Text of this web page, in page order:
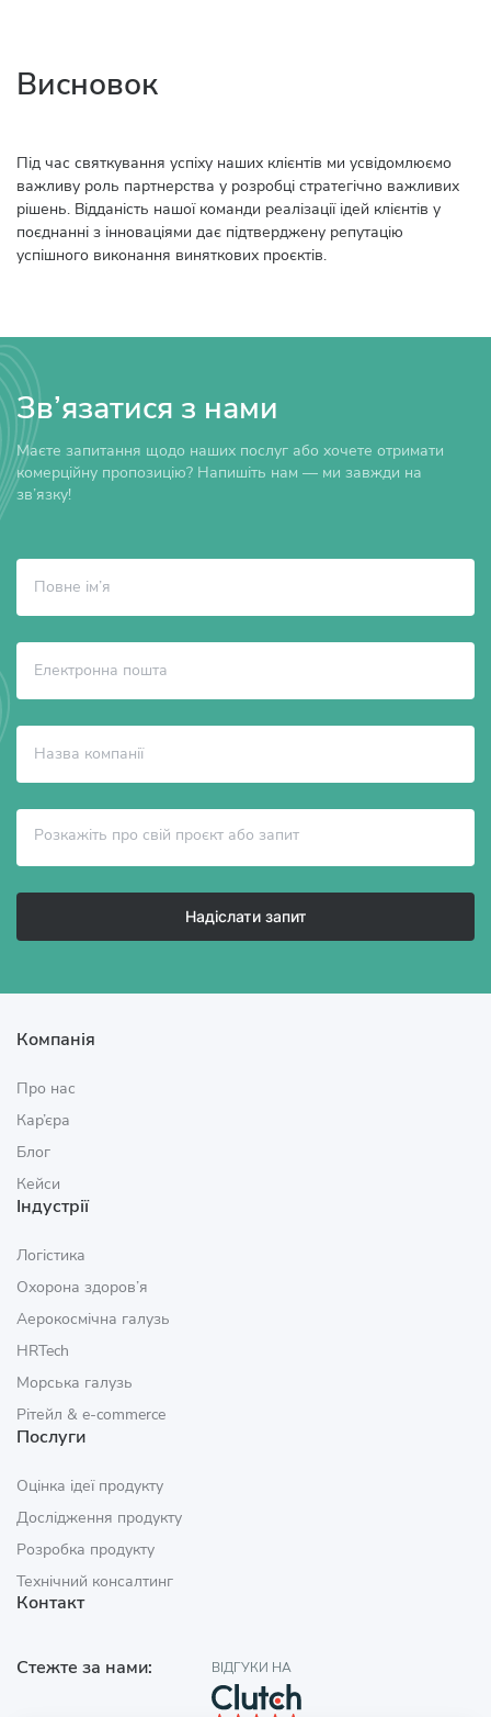
Висновок
Під час святкування успіху наших клієнтів ми усвідомлюємо
важливу роль партнерства у розробці стратегічно важливих
рішень. Відданість нашої команди реалізації ідей клієнтів у
поєднанні з інноваціями дає підтверджену репутацію
успішного виконання виняткових проєктів.
Зв’язатися з нами
Маєте запитання щодо наших послуг або хочете отримати
комерційну пропозицію? Напишіть нам — ми завжди на
зв’язку!
Надіслати запит
Компанія
Про нас
Кар’єра
Блог
Кейси
Індустрії
Логістика
Охорона здоров’я
Аерокосмічна галузь
HRTech
Морська галузь
Рітейл & e‑commerce
Послуги
Оцінка ідеї продукту
Дослідження продукту
Розробка продукту
Технічний консалтинг
Контакт
Стежте за нами: ВІДГУКИ НА